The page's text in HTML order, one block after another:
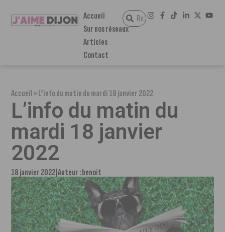
Accueil
Sur nos réseaux
Articles
Contact
Accueil»L’info du matin du mardi 18 janvier 2022
L’info du matin du
mardi 18 janvier
2022
18 janvier 2022 Auteur :benoit